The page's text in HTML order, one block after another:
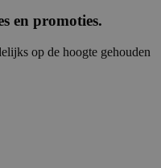
en promoties.
op de hoogte gehouden